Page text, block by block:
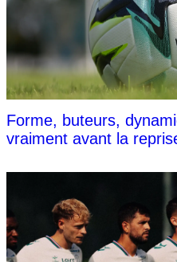
Forme, buteurs,
vraiment avant la